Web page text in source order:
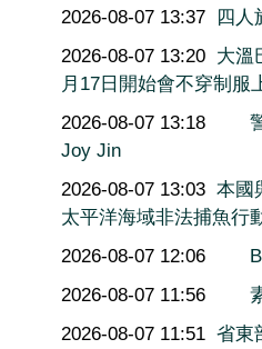
2026-08-07 13:37 四人
2026-08-07 13:20 大溫
月17日開始會不穿制服
2026-08-07 13:18
Joy Jin
2026-08-07 13:03 本國
太平洋海域非法捕魚行
2026-08-07 12:06
2026-08-07 11:56
2026-08-07 11:51 省東